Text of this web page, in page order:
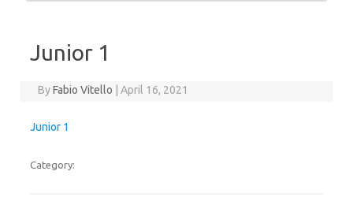
Junior 1
ByFabio Vitello April 16, 2021
Junior 1
Category: